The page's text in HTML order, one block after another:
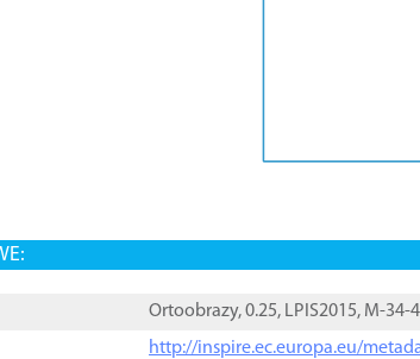
Ortoobrazy, 0.25, LPIS2015, M-34-
http://inspire.ec.europa.eu/